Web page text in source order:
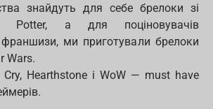
знайдуть для себе брелоки зі
Potter, а для поціновувачів
франшизи, ми приготували брелоки
Wars.
Hearthstone і WoW — must have